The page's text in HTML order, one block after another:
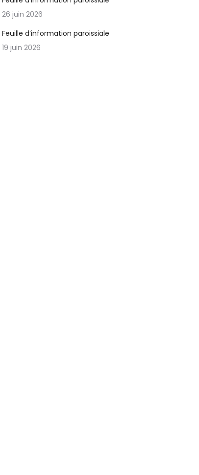
26 juin 2026
Feuille d’information paroissiale
19 juin 2026